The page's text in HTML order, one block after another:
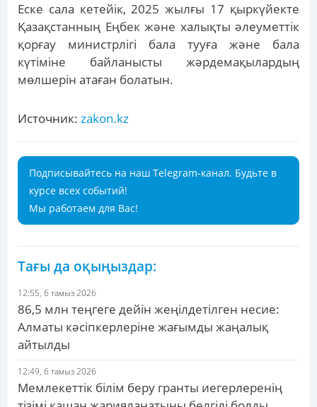
Еске сала кетейік, 2025 жылғы 17 қыркүйекте
Қазақстанның Еңбек және халықты әлеуметтік
қорғау министрлігі бала тууға және бала
күтіміне байланысты жәрдемақылардың
мөлшерін атаған болатын.
Источник: zakon.kz
Подписывайтесь на наш Telegram-канал. Будьте в
курсе всех событий!
Мы работаем для Вас!
Тағы да оқыңыздар:
12:55, 6 тамыз 2026
86,5 млн теңгеге дейін жеңілдетілген несие:
Алматы кәсіпкерлеріне жағымды жаңалық
айтылды
12:49, 6 тамыз 2026
Мемлекеттік білім беру гранты иегерлеренің